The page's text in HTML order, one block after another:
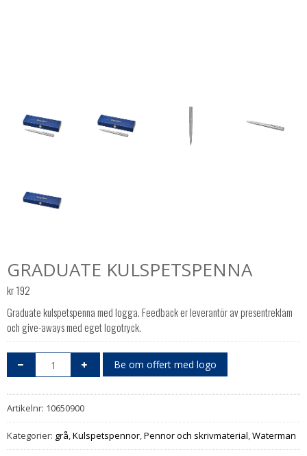
GRADUATE KULSPETSPENNA
kr192
Graduate kulspetspenna med logga. Feedback er leverantör av presentreklam
och give-aways med eget logotryck.
Be om offert med logo
Artikelnr: 10650900
Kategorier: grå,Kulspetspennor,Pennor och skrivmaterial,Waterman